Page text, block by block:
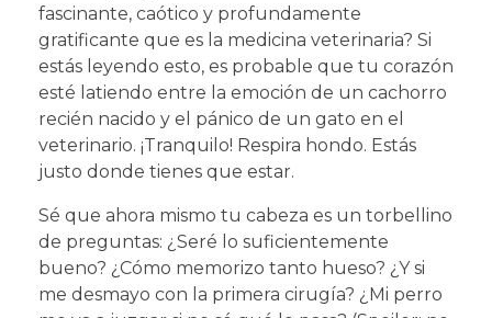
fascinante, caótico y profundamente
gratificante que es la medicina veterinaria? Si
estás leyendo esto, es probable que tu corazón
esté latiendo entre la emoción de un cachorro
recién nacido y el pánico de un gato en el
veterinario. ¡Tranquilo! Respira hondo. Estás
justo donde tienes que estar.
Sé que ahora mismo tu cabeza es un torbellino
de preguntas: ¿Seré lo suficientemente
bueno? ¿Cómo memorizo tanto hueso? ¿Y si
me desmayo con la primera cirugía? ¿Mi perro